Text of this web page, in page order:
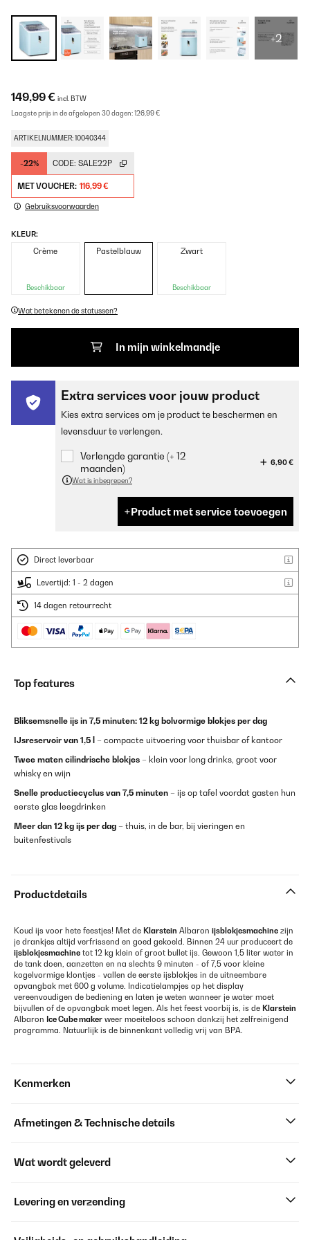
+2
149,99 € incl. BTW
Laagste prijs in de afgelopen 30 dagen:126,99 €
ARTIKELNUMMER: 10040344
-22% CODE: SALE22P
MET VOUCHER: 116,99 €
Gebruiksvoorwaarden
KLEUR:
Crème
Beschikbaar
Pastelblauw Zwart
Beschikbaar
Wat betekenen de statussen?
In mijn winkelmandje
Extra services voor jouw product
Kies extra services om je product te beschermen en
levensduur te verlengen.
Verlengde garantie (+ 12
maanden)
6,90 €
Wat is inbegrepen?
Product met service toevoegen
Direct leverbaar
Levertijd: 1 - 2 dagen
14 dagen retourrecht
Top features
Bliksemsnelle ijs in 7,5 minuten: 12 kg bolvormige blokjes per dag
IJsreservoir van 1,5 l
– compacte uitvoering voor thuisbar of kantoor
Twee maten cilindrische blokjes – klein voor long drinks, groot voor
whisky en wijn
Snelle productiecyclus van 7,5 minuten – ijs op tafel voordat gasten hun
eerste glas leegdrinken
Meer dan 12 kg ijs per dag – thuis, in de bar, bij vieringen en
buitenfestivals
Productdetails
Koud ijs voor hete feestjes! Met de Klarstein Albaron ijsblokjesmachine zijn
je drankjes altijd verfrissend en goed gekoeld. Binnen 24 uur produceert de
ijsblokjesmachine tot 12 kg klein of groot bullet ijs. Gewoon 1,5 liter water in
de tank doen, aanzetten en na slechts 9 minuten - of 7,5 voor kleine
kogelvormige klontjes - vallen de eerste ijsblokjes in de uitneembare
opvangbak met 600 g volume. Indicatielampjes op het display
vereenvoudigen de bediening en laten je weten wanneer je water moet
bijvullen of de opvangbak moet legen. Als het feest voorbij is, is de Klarstein
Albaron Ice Cube maker weer moeiteloos schoon dankzij het zelfreinigend
programma. Natuurlijk is de binnenkant volledig vrij van BPA.
Kenmerken
Afmetingen & Technische details
Wat wordt geleverd
Levering en verzending